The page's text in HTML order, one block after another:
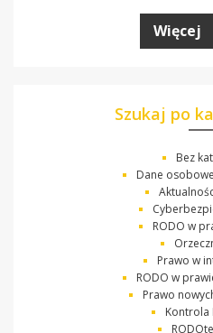
Więcej
Szukaj po
Bez
Dane
RODO w
Prawo w
RODO w
Prawo
Kontrola